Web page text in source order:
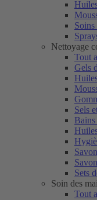
Nettoyage
Tout
Gels
Sels
Bains
Sets
Soin des
Tout